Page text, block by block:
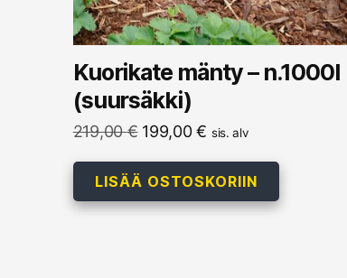
Kuorikate mänty – n.1000l
(suursäkki)
219,00€ Alkuperäinen
oli:
219,00 €.
199,00€ Nykyinen
on:
199,00 €.
sis. alv
LISÄÄ OSTOSKORIIN